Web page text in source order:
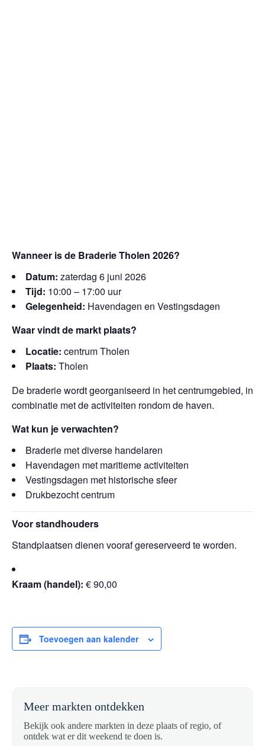
Wanneer is de Braderie Tholen 2026?
Datum: zaterdag 6 juni 2026
Tijd: 10:00 – 17:00 uur
Gelegenheid: Havendagen en Vestingsdagen
Waar vindt de markt plaats?
Locatie: centrum Tholen
Plaats: Tholen
De braderie wordt georganiseerd in het centrumgebied, in
combinatie met de activiteiten rondom de haven.
Wat kun je verwachten?
Braderie met diverse handelaren
Havendagen met maritieme activiteiten
Vestingsdagen met historische sfeer
Drukbezocht centrum
Voor standhouders
Standplaatsen dienen vooraf gereserveerd te worden.
Kraam (handel): € 90,00
Toevoegen aan kalender
Meer markten ontdekken
Bekijk ook andere markten in deze plaats of regio, of
ontdek wat er dit weekend te doen is.